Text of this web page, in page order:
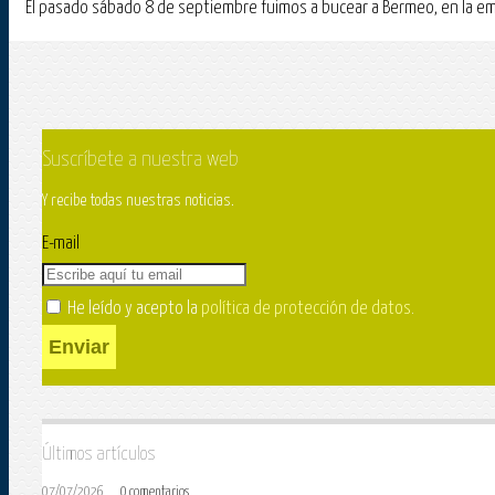
El pasado sábado 8 de septiembre fuimos a bucear a Bermeo, en la
Suscríbete a nuestra web
Y recibe todas nuestras noticias.
E-mail
He leído y acepto la política de protección de datos.
Enviar
Últimos artículos